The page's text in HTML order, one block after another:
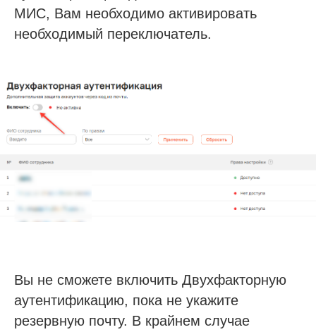
МИС, Вам необходимо активировать
необходимый переключатель.
Вы не сможете включить Двухфакторную
аутентификацию, пока не укажите
резервную почту. В крайнем случае